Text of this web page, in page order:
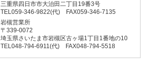
三重県四日市市大治田二丁目19番3号
TEL059-346-9822(代) FAX059-346-7135
岩槻営業所
〒339-0072
埼玉県さいたま市岩槻区古ヶ場1丁目1番地の10
TEL048-794-6911(代) FAX048-794-5518